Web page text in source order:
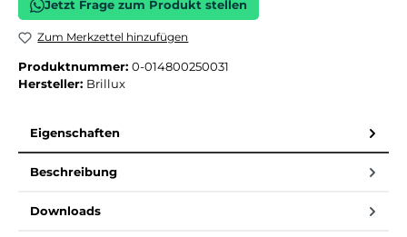
Jetzt Frage zum Produkt stellen
Zum Merkzettel hinzufügen
Produktnummer: 0-014800250031
Hersteller: Brillux
Eigenschaften
Beschreibung
Downloads